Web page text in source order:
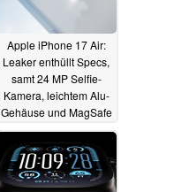
Apple iPhone 17 Air:
Leaker enthüllt Specs,
samt 24 MP Selfie-
Kamera, leichtem Alu-
Gehäuse und MagSafe
28.05.2025